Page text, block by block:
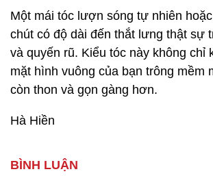
Một mái tóc lượn sóng tự nhiên
chút có độ dài đến thắt lưng thật sự
và quyến rũ. Kiểu tóc này không chỉ
mặt hình vuông của bạn trông mềm
còn thon và gọn gàng hơn.
Hà Hiền